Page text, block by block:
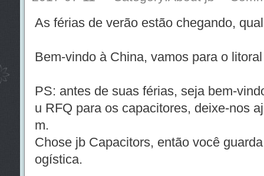
As férias de verão estão chegando,
Bem-vindo à China, vamos para o
PS: antes de suas férias, seja bem-
u RFQ para os capacitores, deixe-nos
m.
Chose jb Capacitors, então você
ogística.